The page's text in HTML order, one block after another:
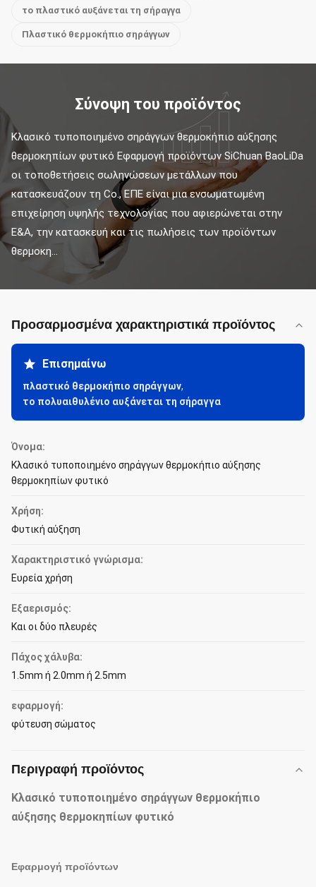
το πλαστικό αυξάνεται τη σήραγγα
Πλαστικό θερμοκήπιο σηράγγων
Σύνοψη του προϊόντος
Κλασικό τυποποιημένο σηράγγων θερμοκήπιο αύξησης
θερμοκηπίων φυτικό Εφαρμογή προϊόντων SiChuan BaoLiDa
οι τοποθετήσεις σωληνώσεων μετάλλων που
κατασκευάζουν τη Co., ΕΠΕ είναι μια ενσωματωμένη
επιχείρηση υψηλής τεχνολογίας που αφιερώνεται στην
Ε&Α, την κατασκευή και τις πωλήσεις των προϊόντων
θερμοκη...
Προσαρμοσμένα χαρακτηριστικά προϊόντος
Επισημαίνω
πλαστικό θερμοκήπιο σηράγγων,
το πολυαιθυλένιο αυξάνεται τη σήραγγα
Όνομα:
Κλασικό τυποποιημένο σηράγγων θερμοκήπιο αύξησης
θερμοκηπίων φυτικό
Χρήση:
Φυτική αύξηση
Χαρακτηριστικό γνώρισμα:
Ευρεία χρήση
Εξαερισμός:
Και οι δύο πλευρές
Πάχος χάλυβα:
1.5mm ή 2.0mm ή 2.5mm
εφαρμογή:
φύτευση σώματος
Περιγραφή προϊόντος
Κλασικό τυποποιημένο σηράγγων θερμοκήπιο
αύξησης θερμοκηπίων φυτικό
Εφαρμογή προϊόντων